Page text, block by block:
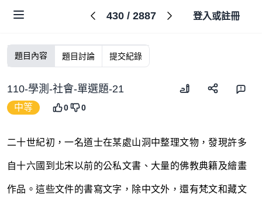
430/ 2887 登入或註冊
題目內容 題目討論 提交紀錄
110-學測-社會-單選題-21
中等 0 0
二十世紀初，一名道士在某處山洞中整理文物，發現許多
自十六國到北宋以前的公私文書、大量的佛教典籍及繪畫
作品。這些文件的書寫文字，除中文外，還有梵文和藏文